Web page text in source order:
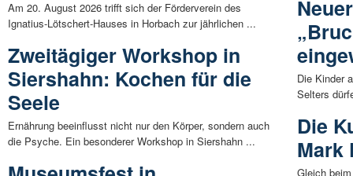
Am 20. August 2026 trifft sich der Förderverein des
Ignatius-Lötschert-Hauses in Horbach zur jährlichen ...
Zweitägiger Workshop in
Siershahn: Kochen für die
Seele
Ernährung beeinflusst nicht nur den Körper, sondern auch
die Psyche. Ein besonderer Workshop in Siershahn ...
Die Kinder
Selters
Die
Mark
Gleich